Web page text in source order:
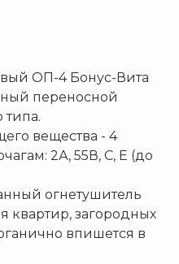
ОП-4 Бонус-Вита
переносной
типа.
вещества - 4
2А, 55В, С, Е (до
огнетушитель
квартир, загородных
впишется в